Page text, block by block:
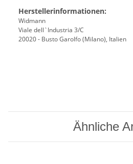
Herstellerinformationen:
Widmann
Viale dell`Industria 3/C
20020 - Busto Garolfo (Milano), Italien
Ähnliche